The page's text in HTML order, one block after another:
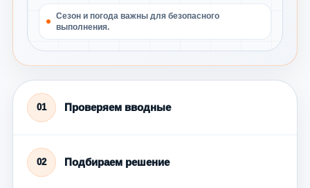
Сезон и погода важны для безопасного
выполнения.
01 Проверяем вводные
02 Подбираем решение